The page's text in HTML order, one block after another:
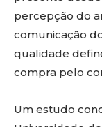
percepção do
comunicação
qualidade
compra pelo
Um estudo